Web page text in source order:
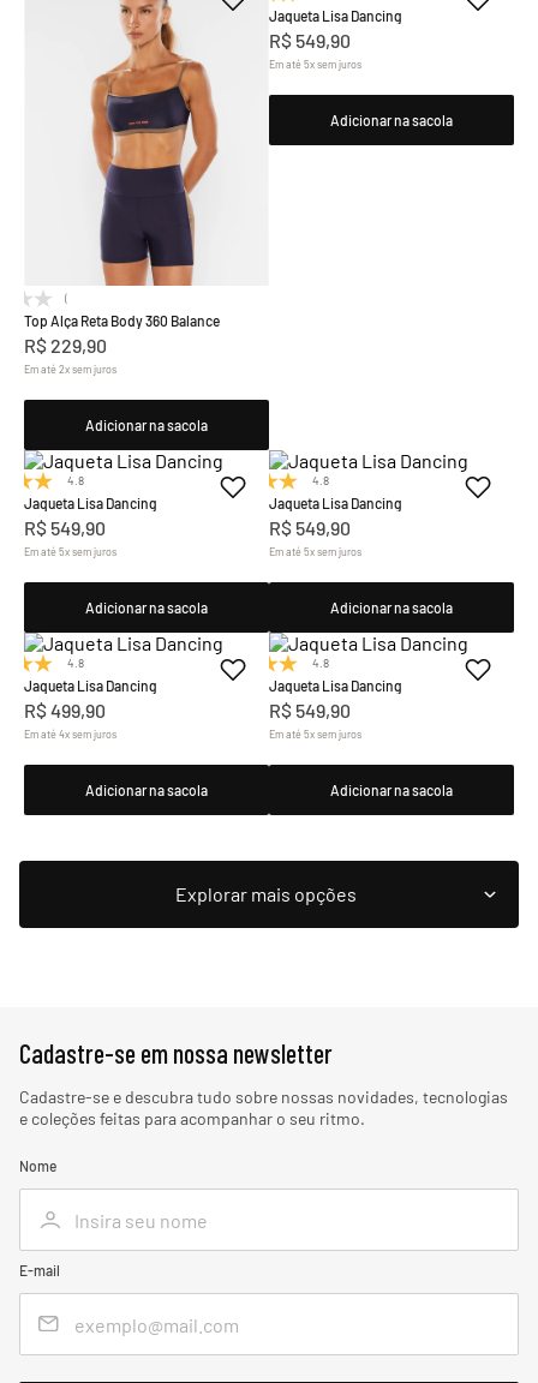
(0)
Top Alça Reta Body 360 Balance
R$229,90
Em até2xsem juros
Adicionar na sacola
Jaqueta Lisa Dancing
R$ 549,90
Em até5xsem juros
Adicionar na sacola
4.8
Jaqueta Lisa Dancing
R$ 549,90
Em até5xsem juros
Adicionar na sacola
4.8
Jaqueta Lisa Dancing
R$ 549,90
Em até5xsem juros
Adicionar na sacola
4.8
Jaqueta Lisa Dancing
R$499,90
Em até4xsem juros
Adicionar na sacola
4.8
Jaqueta Lisa Dancing
R$ 549,90
Em até5xsem juros
Adicionar na sacola
Cadastre-se em nossa newsletter
Cadastre-se e descubra tudo sobre nossas novidades, tecnologias
e coleções feitas para acompanhar o seu ritmo.
Nome
E-mail